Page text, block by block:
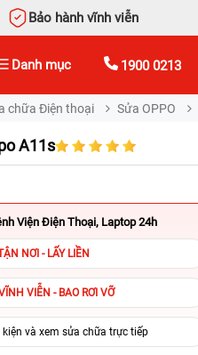
Bảo hành vĩnh viễn
Danh mục 1900 0213
chữa Điện thoại Sửa OPPO
A11s
Viện Điện Thoại, Laptop 24h
NƠI - LẤY LIỀN
VIỄN - BAO RƠI VỠ
kiện và xem sửa chữa trực tiếp